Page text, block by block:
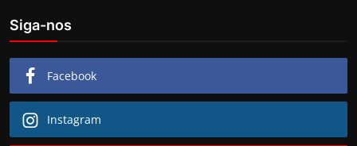
Siga-nos
Facebook
Instagram